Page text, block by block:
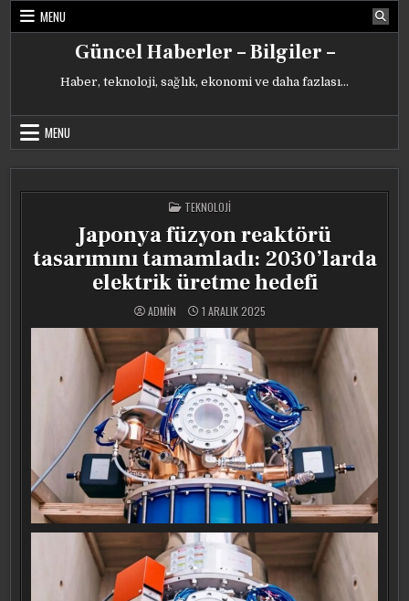
Skip
MENU
Güncel Haberler – Bilgiler –
Haber, teknoloji, sağlık, ekonomi ve daha fazlası…
MENU
POSTED
IN
TEKNOLOJI
Japonya füzyon reaktörü
tasarımını tamamladı: 2030’larda
elektrik üretme hedefi
ADMIN 1 ARALIK 2025